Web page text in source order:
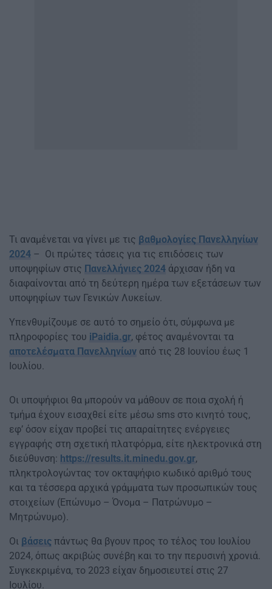
Τι αναμένεται να γίνει με τις βαθμολογίες Πανελληνίων
2024 – Οι πρώτες τάσεις για τις επιδόσεις των
υποψηφίων στις Πανελλήνιες 2024 άρχισαν ήδη να
διαφαίνονται από τη δεύτερη ημέρα των εξετάσεων των
υποψηφίων των Γενικών Λυκείων.
Υπενθυμίζουμε σε αυτό το σημείο ότι, σύμφωνα με
πληροφορίες του iPaidia.gr, φέτος αναμένονται τα
αποτελέσματα Πανελληνίων από τις 28 Ιουνίου έως 1
Ιουλίου.
Οι υποψήφιοι θα μπορούν να μάθουν σε ποια σχολή ή
τμήμα έχουν εισαχθεί είτε μέσω sms στο κινητό τους,
εφ’ όσον είχαν προβεί τις απαραίτητες ενέργειες
εγγραφής στη σχετική πλατφόρμα, είτε ηλεκτρονικά στη
διεύθυνση: https://results.it.minedu.gov.gr,
πληκτρολογώντας τον οκταψήφιο κωδικό αριθμό τους
και τα τέσσερα αρχικά γράμματα των προσωπικών τους
στοιχείων (Επώνυμο – Όνομα – Πατρώνυμο –
Μητρώνυμο).
Οι βάσεις πάντως θα βγουν προς το τέλος του Ιουλίου
2024, όπως ακριβώς συνέβη και το την περυσινή χρονιά.
Συγκεκριμένα, το 2023 είχαν δημοσιευτεί στις 27
Ιουλίου.